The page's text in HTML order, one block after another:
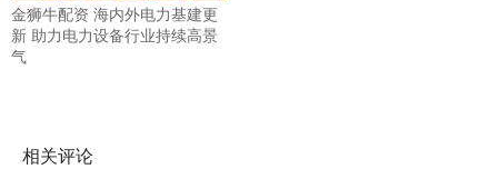
金狮牛配资 海内外电力基建更
新 助力电力设备行业持续高景
气
相关评论